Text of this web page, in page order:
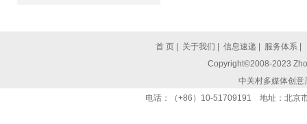
首 页 关于我们 信息速递 服务体系
Copyright©2008-2023
中关村多媒体创
电话：（+86）10-51709191 地址：北京